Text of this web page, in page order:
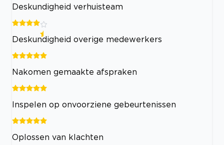
Deskundigheid verhuisteam
Deskundigheid overige medewerkers
Nakomen gemaakte afspraken
Inspelen op onvoorziene gebeurtenissen
Oplossen van klachten